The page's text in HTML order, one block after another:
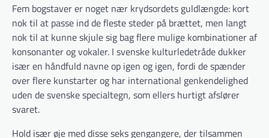
Fem bogstaver er noget nær krydsordets guldlængde: kort
nok til at passe ind de fleste steder på brættet, men langt
nok til at kunne skjule sig bag flere mulige kombinationer af
konsonanter og vokaler. I svenske kulturledetråde dukker
især en håndfuld navne op igen og igen, fordi de spænder
over flere kunstarter og har international genkendelighed
uden de svenske specialtegn, som ellers hurtigt afslører
svaret.
Hold især øje med disse seks gengangere, der tilsammen